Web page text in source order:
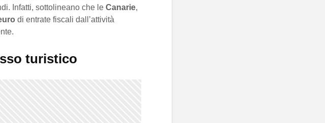
Infatti, sottolineano che le Canarie,
di entrate fiscali dall’attività
turistico